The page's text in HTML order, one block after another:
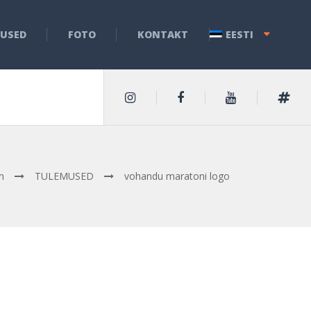
FOTO KONTAKT EESTI
TULEMUSED vohandu maratoni logo